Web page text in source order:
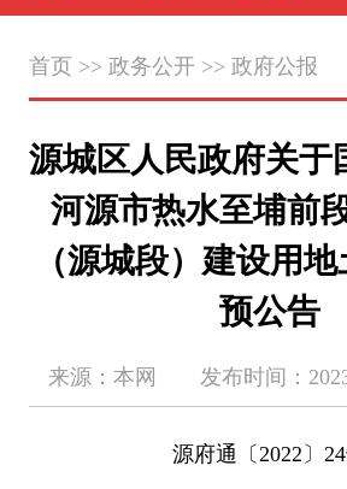
首页 >> 政务公开>> 政府公报
源城区人民政府关于
河源市热水至埔前
（源城段）建设用
预公告
来源：本网 发布时间：
源府通〔2022〕